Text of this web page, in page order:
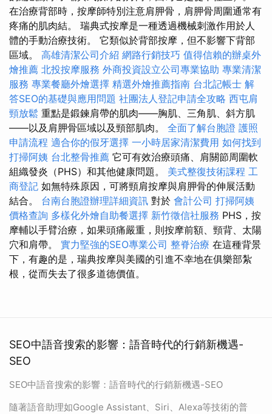
在治療背部時，按摩師特別注意肩胛骨，肩胛骨周圍通常有
疼痛的肌肉結。 瑞典式按摩是一種透過機械刺激作用於人
體的手動治療技術。 它類似於背部按摩，但不影響下背部
區域。 高雄清潔公司介紹 網路行銷技巧 值得信賴的辦桌外
燴推薦 北投按摩服務 外商投資設立公司專業協助 專業清潔
服務 專業餐廳外燴選擇 精選外燴推薦指南 台北記帳士 解
答SEO的基礎與應用問題 社團法人登記申請全攻略 西屯肩
頸放鬆 重點是鍛鍊肩帶的肌肉——胸肌、三角肌、斜方肌
——以及肩胛骨區域以及頸部肌肉。 全面了解台胞證 護照
申請流程 適合你的假牙選擇 一小時居家清潔費用 如何找到
打掃阿姨 台北整骨推薦 它可有效治療頭痛、肩關節周圍軟
組織發炎（PHS）和其他健康問題。 美式整復技術課程 工
商登記 如無特殊原因，可將頸肩按摩與肩胛骨的伸展活動
結合。 台南台胞證辦理詳細資訊 對於 會計公司 打掃阿姨
價格查詢 多樣化外燴自助餐選擇 新竹徵信社服務 PHS，按
摩輔以手臂治療，如果頭痛嚴重，則按摩前額、頸背、太陽
穴和肩帶。 實力堅強的SEO專業公司 整脊治療 在這種背景
下，有趣的是，瑞典按摩與美國的引進不幸地在俱樂部紮
根，從而失去了很多道德價值。
SEO中語音搜索的影響：語音時代的行銷新機遇-
SEO
SEO中語音搜索的影響：語音時代的行銷新機遇-SEO
隨著語音助理如Google Assistant、Siri、Alexa等技術的普